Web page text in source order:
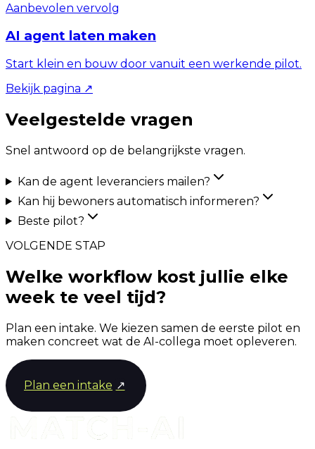
Aanbevolen vervolg
AI agent laten maken
Start klein en bouw door vanuit een werkende pilot.
Bekijk pagina ↗
Veelgestelde vragen
Snel antwoord op de belangrijkste vragen.
Kan de agent leveranciers mailen?
Kan hij bewoners automatisch informeren?
Beste pilot?
VOLGENDE STAP
Welke workflow kost jullie elke
week te veel tijd?
Plan een intake. We kiezen samen de eerste pilot en
maken concreet wat de AI-collega moet opleveren.
Plan een intake ↗